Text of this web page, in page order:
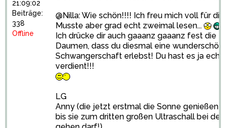
21:09:02
Beiträge:
338
Offline
@Nilla: Wie schön!!!! Ich freu mich voll für
Musste aber grad echt zweimal lesen...
Ich drücke dir auch gaaanz gaaanz fest die
Daumen, dass du diesmal eine
Schwangerschaft erlebst! Du hast es ja echt
verdient!!!
LG
Anny (die jetzt erstmal die Sonne genießen
bis sie zum dritten großen Ultraschall bei der